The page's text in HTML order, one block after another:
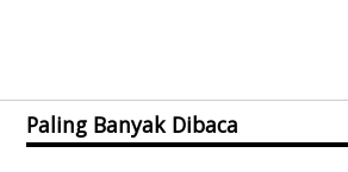
Paling Banyak Dibaca